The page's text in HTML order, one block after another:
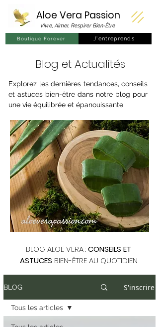
Aloe Vera Passion
Vivre, Aimer, Respirer Bien-Être
J'entreprends
Boutique Forever
Blog et Actualités
Explorez les dernières tendances, conseils
et astuces bien-être dans notre blog pour
une vie équilibrée et épanouissante
BLOG ALOE VERA :CONSEILS ET
ASTUCES BIEN-ÊTRE AU QUOTIDIEN
BLOG S'inscrire
Tous les articles